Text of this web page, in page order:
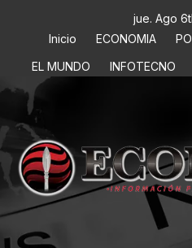
jue. Ago
Inicio
ECONOMIA
EL MUNDO
INFOTECNO
INFORMACIÓN PARA TOMAR